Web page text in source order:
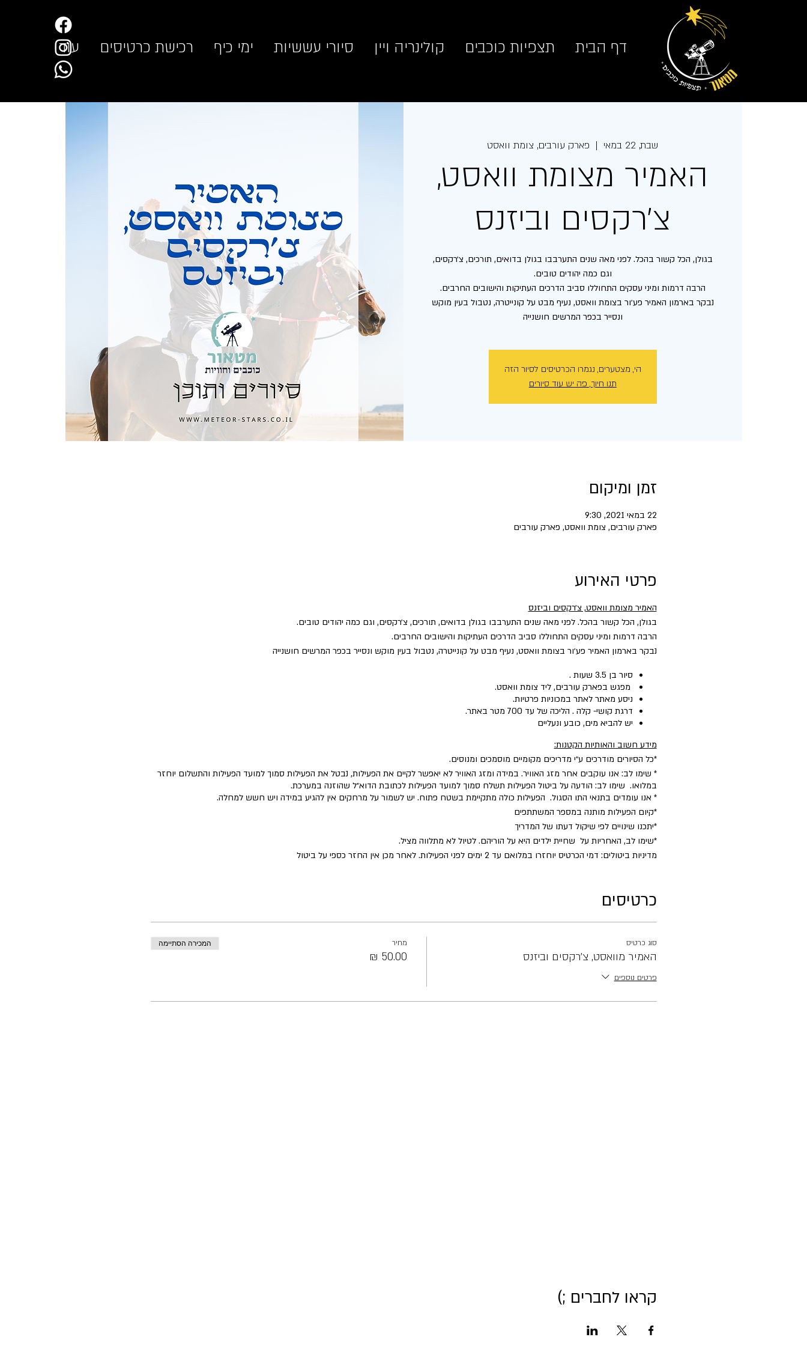
דף הבית תצפיות כוכבים קולינריה ויין סיורי עששיות ימי כיף רכישת כרטיסים עוד
שבת, 22 במאי
  |
פארק עורבים, צומת וואסט
האמיר מצומת וואסט,
צ׳רקסים וביזנס
בגולן, הכל קשור בהכל. לפני מאה שנים התערבבו בגולן בדואים, תורכים, צ׳רקסים,
נבקר בארמון האמיר פע׳ור בצומת וואסט, נעיף מבט על קונייטרה, נטבול בעין מוקש
ונסייר בכפר המרשים חושנייה
הי, מצטערים, נגמרו הכרטיסים לסיור הזה
תנו חיוך, פה יש עוד סיורים
זמן ומיקום
22 במאי 2021, 9:30
פארק עורבים, צומת וואסט, פארק עורבים
פרטי האירוע
האמיר מצומת וואסט, צ׳רקסים וביזנס
בגולן, הכל קשור בהכל. לפני מאה שנים התערבבו בגולן בדואים, תורכים, צ׳רקסים, וגם כמה יהודים טובים.
הרבה דרמות ומיני עסקים התחוללו סביב הדרכים העתיקות והישובים החרבים.
נבקר בארמון האמיר פע׳ור בצומת וואסט, נעיף מבט על קונייטרה, נטבול בעין מוקש ונסייר בכפר המרשים חושנייה
סיור בן 3.5 שעות .
מפגש בפארק עורבים, ליד צומת וואסט.
ניסע מאתר לאתר במכוניות פרטיות.
דרגת קושי- קלה . הליכה של עד 700 מטר באתר.
יש להביא מים, כובע ונעליים
מידע חשוב והאותיות הקטנות:
*כל הסיורים מודרכים ע״י מדריכים מקומיים מוסמכים ומנוסים.
* שימו לב: אנו עוקבים אחר מזג האוויר. במידה ומזג האוויר לא יאפשר לקיים את הפעילות, נבטל את הפעילות סמוך למועד הפעילות והתשלום יוחזר
במלואו. שימו לב: הודעה על ביטול הפעילות תשלח סמוך למועד הפעילות לכתובת הדוא״ל שהוזנה במערכת.
* אנו עומדים בתנאי התו הסגול. הפעילות כולה מתקיימת בשטח פתוח. יש לשמור על מרחקים אין להגיע במידה ויש חשש למחלה.
​*קיום הפעילות מותנה במספר המשתתפים
*יתכנו שינויים לפי שיקול דעתו של המדריך
*שימו לב, האחריות על שחיית ילדים היא על הוריהם. לטיול לא מתלווה מציל.
מדיניות ביטולים: דמי הכרטיס יוחזרו במלואם עד 2 ימים לפני הפעילות. לאחר מכן אין החזר כספי על ביטול
כרטיסים
סוג כרטיס
האמיר מוואסט, צ׳רקסים וביזנס
פרטים נוספים
מחיר המכירה הסתיימה
קראו לחברים ;)